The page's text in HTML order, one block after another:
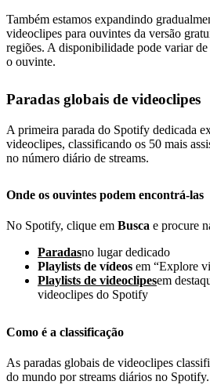
Também estamos expandindo
videoclipes para ouvintes da versão
regiões. A disponibilidade pode variar
o ouvinte.
Paradas globais de videoclipes
A primeira parada do Spotify dedicada
videoclipes, classificando os 50 mais
no número diário de streams.
Onde os ouvintes podem encontrá-las
No Spotify, clique em Busca e procure
Paradasno lugar dedicado
Playlists de vídeos em “Explore
Playlists de videoclipesem
videoclipes do Spotify
Como é a classificação
As paradas globais de videoclipes
do mundo por streams diários no Spotify.